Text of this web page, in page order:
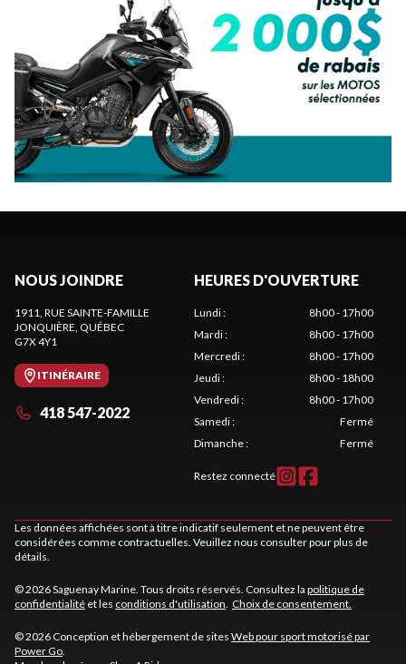
NOUS JOINDRE
1911, RUE SAINTE-FAMILLE
JONQUIÈRE, QUÉBEC
G7X 4Y1
ITINÉRAIRE
418 547-2022
HEURES D'OUVERTURE
Lundi:
8h00 - 17h00
Mardi:
8h00 - 17h00
Mercredi:
8h00 - 17h00
Jeudi:
8h00 - 18h00
Vendredi:
8h00 - 17h00
Samedi:
Fermé
Dimanche: Fermé
Restez connecté
Les données affichées sont à titre indicatif seulement et ne peuvent être
considérées comme contractuelles. Veuillez nous consulter pour plus de
détails.
© 2026 Saguenay Marine. Tous droits réservés. Consultez la politique de
confidentialité et les conditions d'utilisation. Choix de consentement.
© 2026 Conception et hébergement de sites Web pour sport motorisé par
Power Go.